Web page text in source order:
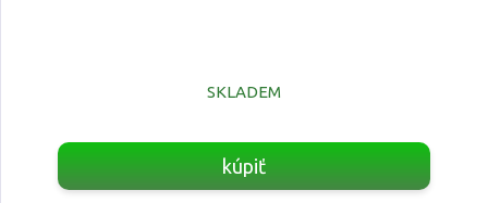
SKLADEM
kúpiť